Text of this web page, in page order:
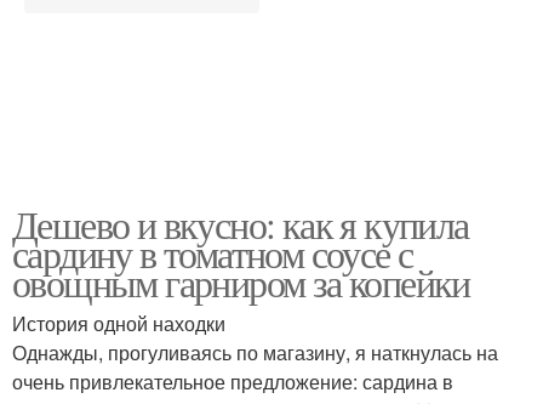
Дешево и вкусно: как я купила
сардину в томатном соусе с
овощным гарниром за копейки
История одной находки
Однажды, прогуливаясь по магазину, я наткнулась на
очень привлекательное предложение: сардина в